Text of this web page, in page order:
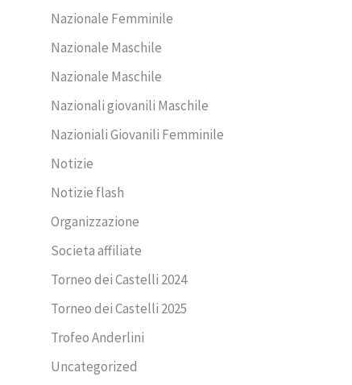
Nazionale Femminile
Nazionale Maschile
Nazionale Maschile
Nazionali giovanili Maschile
Nazioniali Giovanili Femminile
Notizie
Notizie flash
Organizzazione
Societa affiliate
Torneo dei Castelli 2024
Torneo dei Castelli 2025
Trofeo Anderlini
Uncategorized